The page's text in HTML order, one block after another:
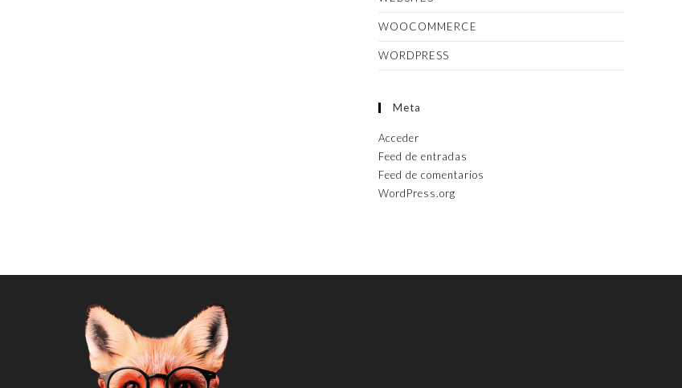
WOOCOMMERCE
WORDPRESS
Meta
Acceder
Feed de entradas
Feed de comentarios
WordPress.org